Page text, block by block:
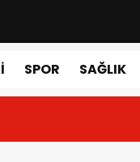
SPOR SAĞLIK